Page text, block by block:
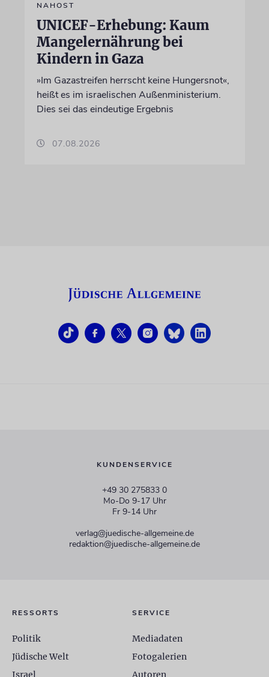
NAHOST
UNICEF-Erhebung: Kaum
Mangelernährung bei
Kindern in Gaza
»Im Gazastreifen herrscht keine Hungersnot«,
heißt es im israelischen Außenministerium.
Dies sei das eindeutige Ergebnis
07.08.2026
KUNDENSERVICE
+49 30 275833 0
Mo-Do 9-17 Uhr
Fr 9-14 Uhr
verlag@juedische-allgemeine.de
redaktion@juedische-allgemeine.de
RESSORTS
Politik
Jüdische Welt
Israel
SERVICE
Mediadaten
Fotogalerien
Autoren